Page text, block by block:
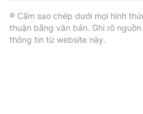
® Cấm sao chép dưới mọi hình
thuận bằng văn bản. Ghi rõ
thông tin từ website này.